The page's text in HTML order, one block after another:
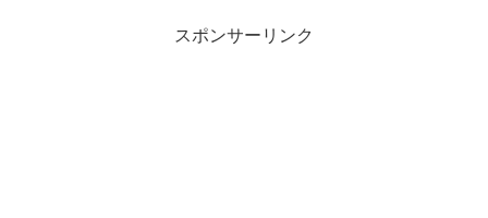
スポンサーリンク